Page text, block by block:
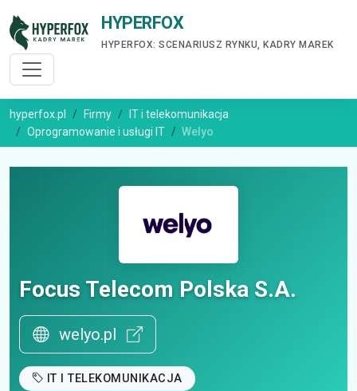
HYPERFOX
HYPERFOX: SCENARIUSZ RYNKU, KADRY MAREK
hyperfox.pl Firmy
IT i telekomunikacja
Oprogramowanie i usługi IT
Welyo
Focus Telecom Polska S.A.
welyo.pl
IT I TELEKOMUNIKACJA